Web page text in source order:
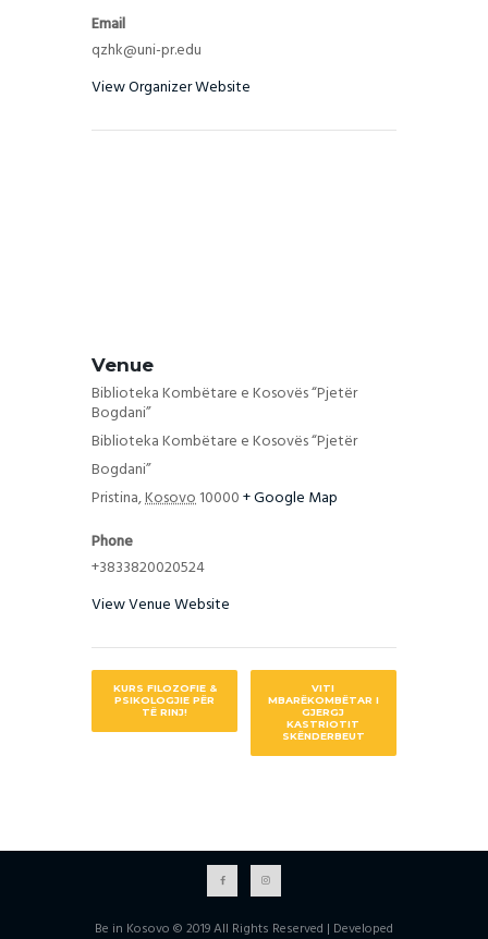
Email
qzhk@uni-pr.edu
View Organizer Website
Venue
Biblioteka Kombëtare e Kosovës “Pjetër
Bogdani”
Biblioteka Kombëtare e Kosovës “Pjetër
Bogdani”
Pristina,Kosovo10000+ Google Map
Phone
+3833820020524
View Venue Website
KURS FILOZOFIE &
PSIKOLOGJIE PËR
TË RINJ!
VITI
MBARËKOMBËTAR I
GJERGJ
KASTRIOTIT
SKËNDERBEUT
Be in Kosovo © 2019 All Rights Reserved | Developed